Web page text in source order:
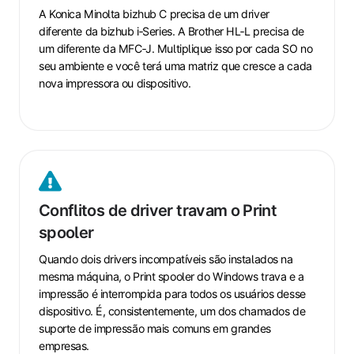
A Konica Minolta bizhub C precisa de um driver
diferente da bizhub i‑Series. A Brother HL‑L precisa de
um diferente da MFC‑J. Multiplique isso por cada SO no
seu ambiente e você terá uma matriz que cresce a cada
nova impressora ou dispositivo.
seu
próprio
driver
Conflitos de driver travam o Print
spooler
Quando dois drivers incompatíveis são instalados na
mesma máquina, o Print spooler do Windows trava e a
impressão é interrompida para todos os usuários desse
dispositivo. É, consistentemente, um dos chamados de
suporte de impressão mais comuns em grandes
empresas.
Conflitos
driver
travam
o
Print
spooler